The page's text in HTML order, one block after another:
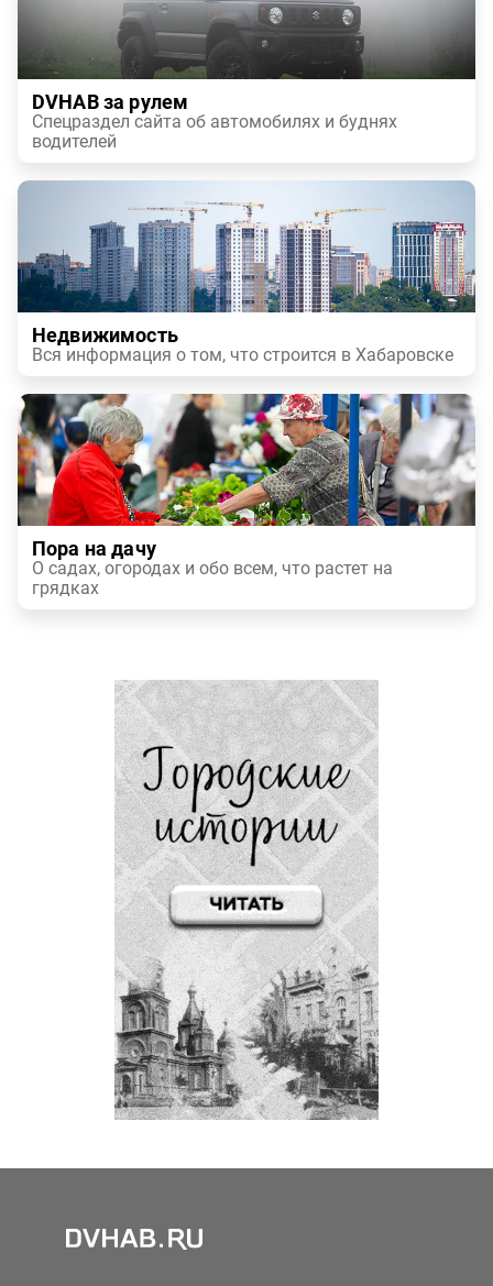
DVHAB за рулем
Спецраздел сайта об автомобилях и буднях
водителей
Недвижимость
Вся информация о том, что строится в Хабаровске
Пора на дачу
О садах, огородах и обо всем, что растет на
грядках